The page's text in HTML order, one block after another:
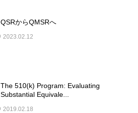
QSRからQMSRへ
2023.02.12
The 510(k) Program: Evaluating
Substantial Equivale...
2019.02.18